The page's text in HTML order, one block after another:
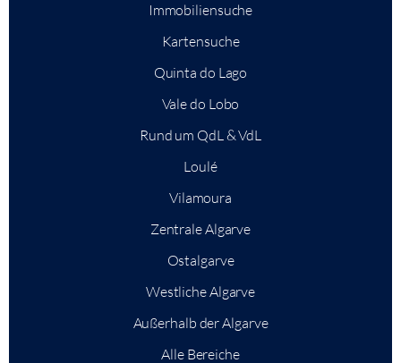
Immobiliensuche
Kartensuche
Quinta do Lago
Vale do Lobo
Rund um QdL & VdL
Loulé
Vilamoura
Zentrale Algarve
Ostalgarve
Westliche Algarve
Außerhalb der Algarve
Alle Bereiche